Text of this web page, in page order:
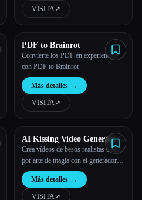
VISITA↗︎
PDF to Brainrot
Convierte los PDF en experiencias
con PDF to Brainrot
Más detalles →
VISITA↗︎
AI Kissing Video Generator -
Supawork AI | Free & no
sign-up
Crea vídeos de besos realistas como
por arte de magia con el generador de
vídeos de besos con IA
personalizable y gratuito.
Más detalles →
VISITA↗︎